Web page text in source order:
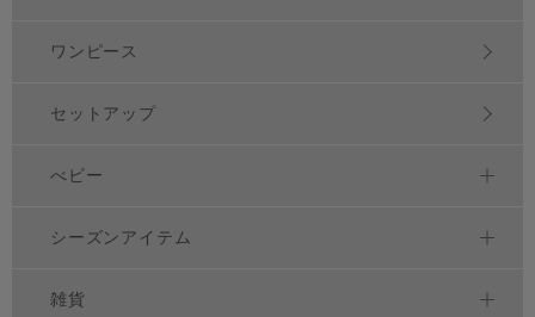
ワンピース
セットアップ
べビー
シーズンアイテム
雑貨